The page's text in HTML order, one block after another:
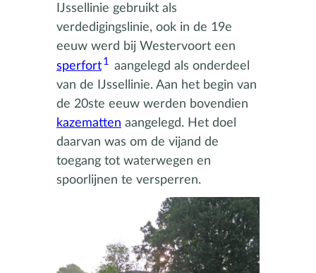
IJssellinie gebruikt als
verdedigingslinie, ook in de 19e
eeuw werd bij Westervoort een
sperfort 1
aangelegd als onderdeel
van de IJssellinie. Aan het begin van
de 20ste eeuw werden bovendien
kazematten aangelegd. Het doel
daarvan was om de vijand de
toegang tot waterwegen en
spoorlijnen te versperren.